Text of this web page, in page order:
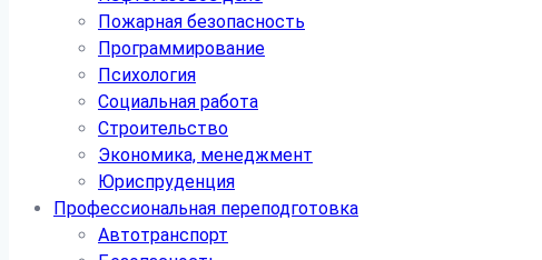
Пожарная безопасность
Программирование
Психология
Социальная работа
Строительство
Экономика, менеджмент
Юриспруденция
Профессиональная переподготовка
Автотранспорт